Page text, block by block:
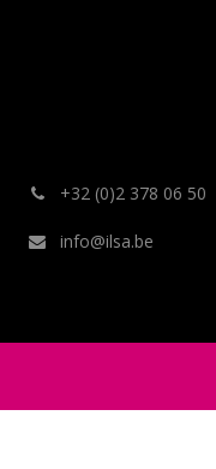
+32 (0)2 378 06 50
info@ilsa.be